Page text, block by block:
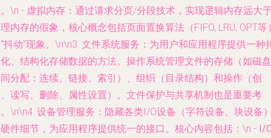
\n - 虚拟内存 ：通过请求分页/分段技术，实现逻辑内存远大
内存的假象，核心概念包括页面置换算法（FIFO, LRU, OPT等
抖动”现象。\n\n3. 文件系统服务 ：为用户和应用程序提供一种
、结构化存储数据的方法。操作系统管理文件的存储（如磁盘
分配：连续、链接、索引）、组织（目录结构）和操作（创
读写、删除、属性设置）。文件保护与共享机制也是重要考
\n\n4. 设备管理服务 ：隐藏各类I/O设备（字符设备、块设备
件细节，为应用程序提供统一的接口。核心内容包括：\n - I/